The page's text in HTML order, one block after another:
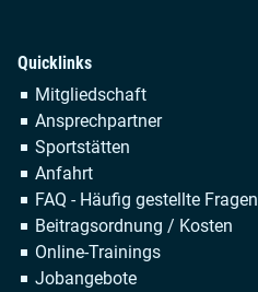
Quicklinks
Navigation
überspringen
Mitgliedschaft
Ansprechpartner
Sportstätten
Anfahrt
FAQ - Häufig gestellte Fragen
Beitragsordnung / Kosten
Online-Trainings
Jobangebote